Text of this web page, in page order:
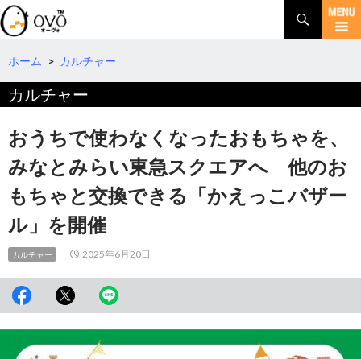
検
索
コ
テ
ツ
へ
動
ホーム > カルチャー
カルチャー
おうちで使わなくなったおもちゃを、
みなとみらい東急スクエアへ 他のお
もちゃと交換できる「かえっこバザー
ル」を開催
カルチャー 2025年6月20日